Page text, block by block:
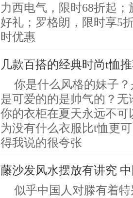
力西电气，限时68折起
好礼；罗格朗，限时享5
时优惠
几款百搭的经典时尚t恤
你是什么风格的妹子
是可爱的的是帅气的？
你的衣柜在夏天永远不
为没有什么衣服比t恤更
得我说的很夸张
藤沙发风水摆放有讲究
似乎中国人对滕有着